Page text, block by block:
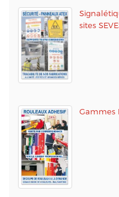
sites
Gammes